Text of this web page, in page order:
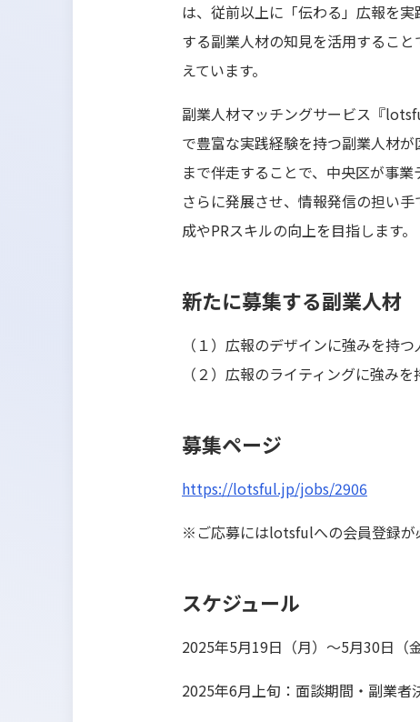
は、従前以上に「伝わる」広報を
する副業人材の知見を活用するこ
えています。
副業人材マッチングサービス『
で豊富な実践経験を持つ副業人材
まで伴走することで、中央区が事
さらに発展させ、情報発信の担い
成やPRスキルの向上を目指します。
新たに募集する副業人材
（１）広報のデザインに強みを持
（２）広報のライティングに強み
募集ページ
https://lotsful.jp/jobs/2906
※ご応募にはlotsfulへの会員登録が
スケジュール
2025年5月19日（月）〜5月30日（
2025年6月上旬：面談期間・副業者